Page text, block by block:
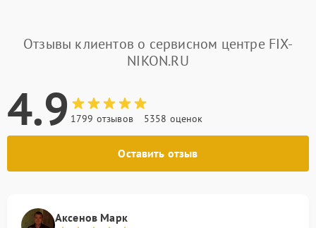
Отзывы клиентов о сервисном центре FIX-
NIKON.RU
4.9 1799 отзывов 5358 оценок
Оставить отзыв
Аксенов Марк